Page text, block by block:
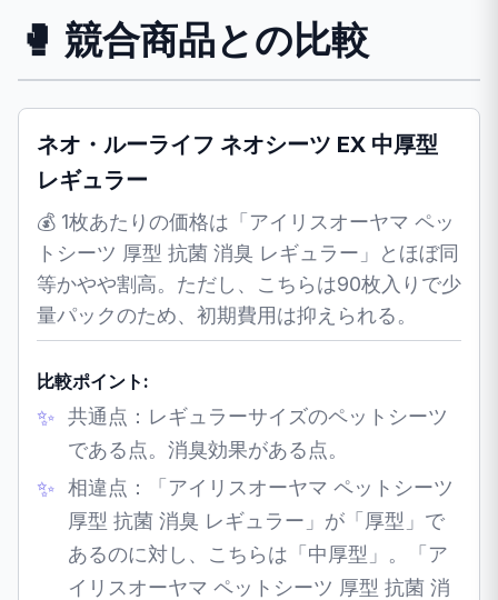
🥊 競合商品との比較
ネオ・ルーライフ ネオシーツ EX 中厚型
レギュラー
💰 1枚あたりの価格は「アイリスオーヤマ ペッ
トシーツ 厚型 抗菌 消臭 レギュラー」とほぼ同
等かやや割高。ただし、こちらは90枚入りで少
量パックのため、初期費用は抑えられる。
比較ポイント:
共通点：レギュラーサイズのペットシーツ
である点。消臭効果がある点。
相違点：「アイリスオーヤマ ペットシーツ
厚型 抗菌 消臭 レギュラー」が「厚型」で
あるのに対し、こちらは「中厚型」。「ア
イリスオーヤマ ペットシーツ 厚型 抗菌 消